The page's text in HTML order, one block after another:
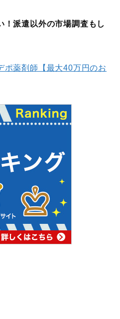
！派遣以外の市場調査もし
ポ薬剤師【最大40万円のお